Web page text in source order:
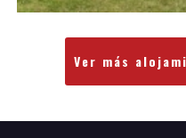
Ver más